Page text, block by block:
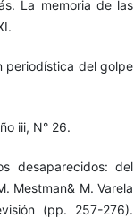
La memoria de las
periodística del golpe
iii, N° 26.
desaparecidos: del
Mestman& M. Varela
(pp. 257-276).